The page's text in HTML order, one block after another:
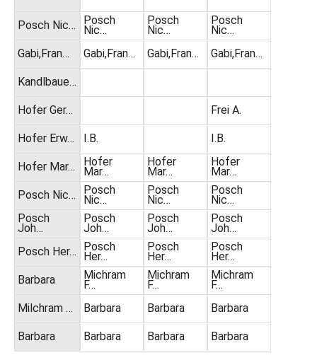
Posch Nic…
Gabi,Fran…
Kandlbaue…
Hofer Ger…
Hofer Erw…
Hofer Mar…
Posch Nic…
Posch
Joh…
Posch Her…
Barbara
Milchram …
Barbara
Posch
Nic…
Gabi,Fran…
I.B.
Hofer
Mar…
Posch
Nic…
Posch
Joh…
Posch
Her…
Michram
F…
Barbara
Barbara
Posch
Nic…
Gabi,Fran…
Hofer
Mar…
Posch
Nic…
Posch
Joh…
Posch
Her…
Michram
F…
Barbara
Barbara
Posch
Nic…
Gabi,Fran…
Frei A.
I.B.
Hofer
Mar…
Posch
Nic…
Posch
Joh…
Posch
Her…
Michram
F…
Barbara
Barbara